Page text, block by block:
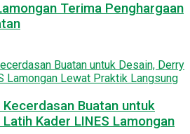
Terima Penghargaan
Buatan untuk
Kader LINES Lamongan